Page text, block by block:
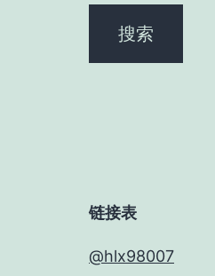
链接表
@hlx98007